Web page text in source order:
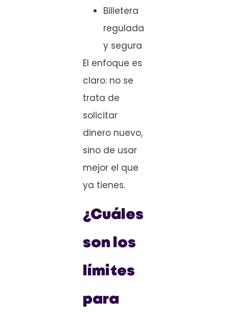
Billetera
regulada
y segura
El enfoque es
claro: no se
trata de
solicitar
dinero nuevo,
sino de usar
mejor el que
ya tienes.
¿Cuáles
son los
límites
para